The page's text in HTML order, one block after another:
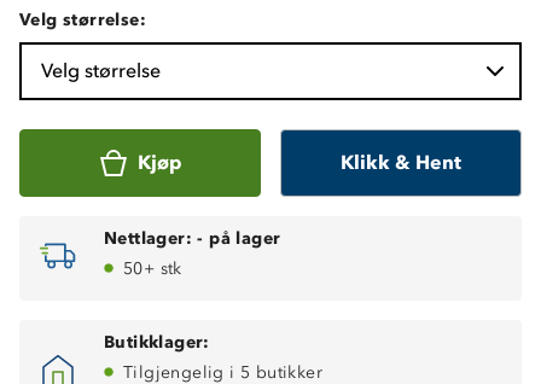
Velg størrelse:
Velg størrelse
Kjøp Klikk & Hent
Nettlager: - på lager
50+ stk
Butikklager:
Tilgjengelig i 5 butikker